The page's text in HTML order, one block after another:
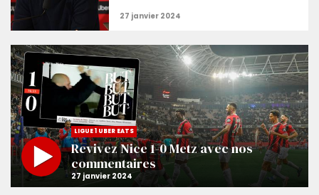
LIGUE 1 UBER EATS
Revivez Nice 1-0 Metz avec nos
commentaires